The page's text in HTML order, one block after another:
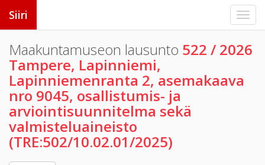
Siiri
Maakuntamuseon lausunto 522 / 2026
Tampere, Lapinniemi,
Lapinniemenranta 2, asemakaava
nro 9045, osallistumis- ja
arviointisuunnitelma sekä
valmisteluaineisto
(TRE:502/10.02.01/2025)